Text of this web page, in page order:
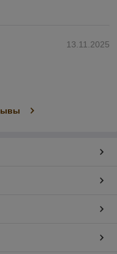
13.11.2025